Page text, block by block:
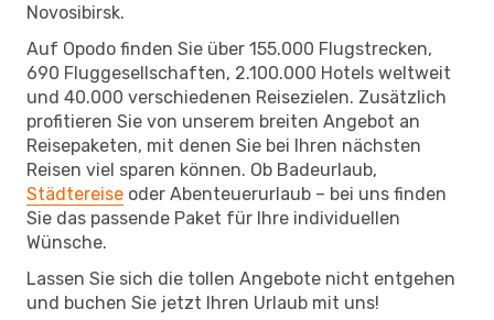
Novosibirsk.
Auf Opodo finden Sie über 155.000 Flugstrecken,
690 Fluggesellschaften, 2.100.000 Hotels weltweit
und 40.000 verschiedenen Reisezielen. Zusätzlich
profitieren Sie von unserem breiten Angebot an
Reisepaketen, mit denen Sie bei Ihren nächsten
Reisen viel sparen können. Ob Badeurlaub,
Städtereise oder Abenteuerurlaub – bei uns finden
Sie das passende Paket für Ihre individuellen
Wünsche.
Lassen Sie sich die tollen Angebote nicht entgehen
und buchen Sie jetzt Ihren Urlaub mit uns!